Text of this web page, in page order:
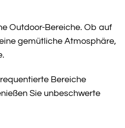
Outdoor-Bereiche. Ob auf
gemütliche Atmosphäre,
Bereiche
Sie unbeschwerte